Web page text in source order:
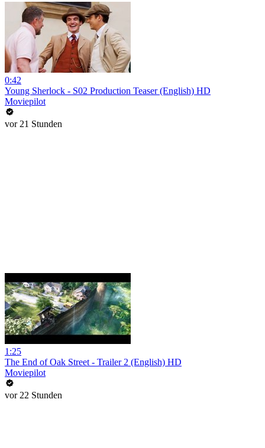
0:42
Young Sherlock - S02 Production Teaser (English) HD
Moviepilot
vor 21 Stunden
1:25
The End of Oak Street - Trailer 2 (English) HD
Moviepilot
vor 22 Stunden